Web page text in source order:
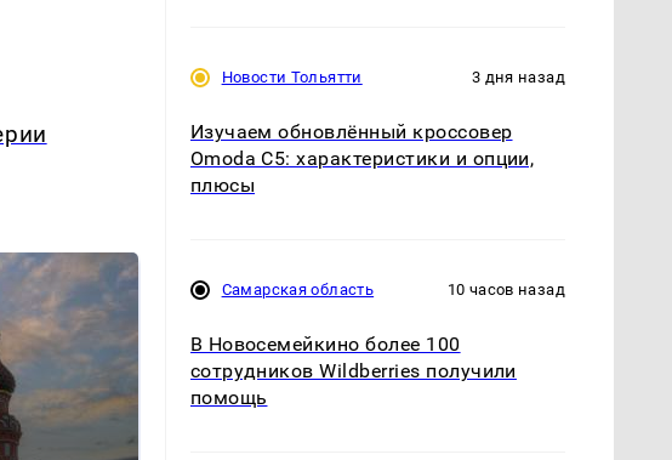
Новости Тольятти 3 дня назад
Изучаем обновлённый кроссовер
Omoda C5: характеристики и опции,
плюсы
Самарская область 10 часов назад
В Новосемейкино более 100
сотрудников Wildberries получили
помощь